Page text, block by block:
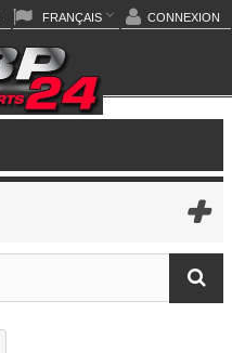
CONNEXION
FRANÇAIS